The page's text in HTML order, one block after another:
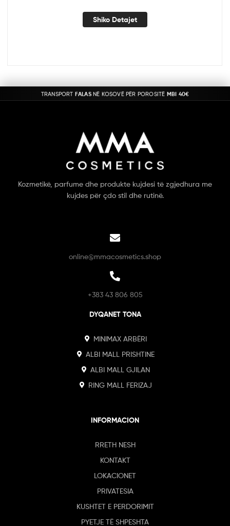
Shiko Detajet
Kozmetikë, parfume dhe produkte kujdesi të zgjedhura me
kujdes për çdo stil dhe rutinë.
online@mmacosmetics.shop
+383 43 806 805
DYQANET TONA
MINIMAX ARBËRI
ALBI MALL PRISHTINE
ALBI MALL GJILAN
RING MALL FERIZAJ
INFORMACION
RRETH NESH
KONTAKT
LOKACIONET
PRIVATESIA
KUSHTET E PERDORIMIT
PYETJE TË SHPESHTA
TRANSPORT FALASNË KOSOVË PËR POROSITË MBI 40€